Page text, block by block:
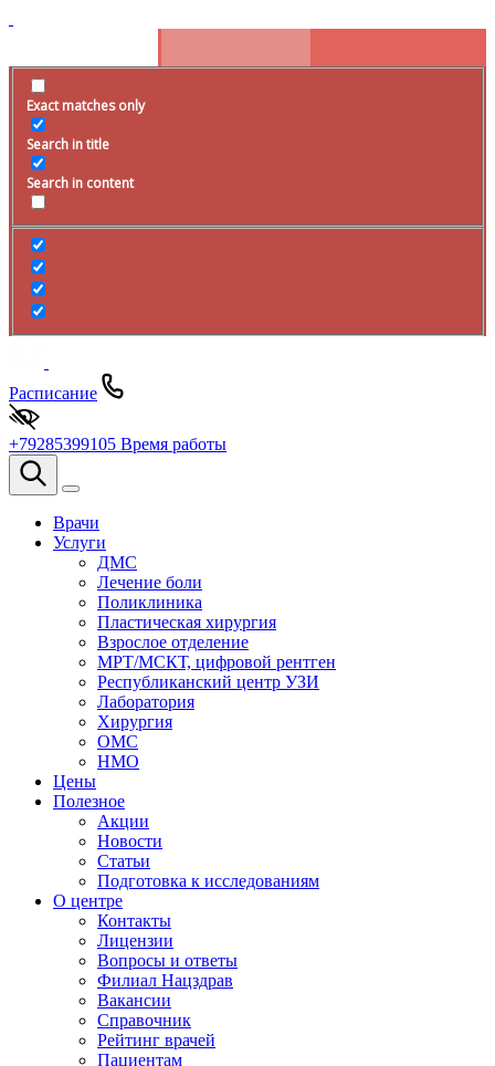
Exact matches only
Search in title
Search in content
Расписание
+79285399105 Время работы
Врачи
Услуги
ДМС
Лечение боли
Поликлиника
Пластическая хирургия
Взрослое отделение
МРТ/МСКТ, цифровой рентген
Республиканский центр УЗИ
Лаборатория
Хирургия
ОМС
НМО
Цены
Полезное
Акции
Новости
Статьи
Подготовка к исследованиям
О центре
Контакты
Лицензии
Вопросы и ответы
Филиал Нацздрав
Вакансии
Справочник
Рейтинг врачей
Пациентам